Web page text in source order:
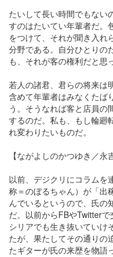
たいして長い時間でもない
すのはたいてい年輩者だ。
をつけて、それが聞き入れ
分野である。自分ひとりの
も、それが客の権利だと思
若人の諸君、君らの将来は
含めて年輩者はみなくたば
う。そうなれば客と店員
するのだ。私も、もし輪廻
れ変わりたいものだ。
【ながよしのかつゆき／
以前、デジクリにコラムを
称＝のぼるちゃん）が「出
んでいるというので、氏の
だ。以前からFBやTwitter
シリアでも生き抜いていけ
たが、果たしてその通りの
たギターが氏の来歴を物語